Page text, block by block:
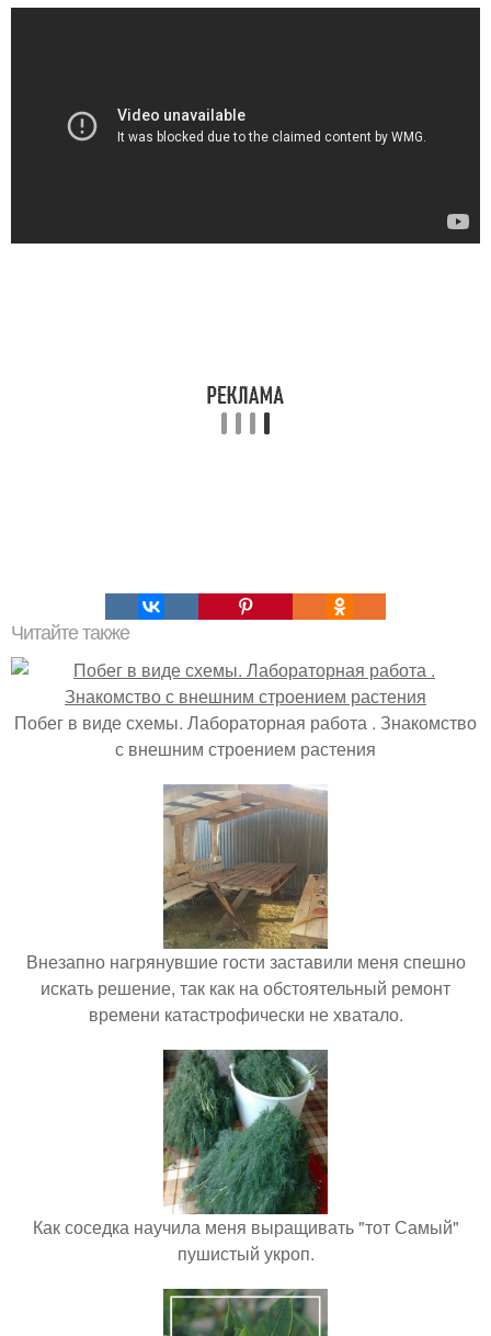
Читайте также
Побег в виде схемы. Лабораторная работа . Знакомство
с внешним строением растения
Внезапно нагрянувшие гости заставили меня спешно
искать решение, так как на обстоятельный ремонт
времени катастрофически не хватало.
Как соседка научила меня выращивать "тот Самый"
пушистый укроп.